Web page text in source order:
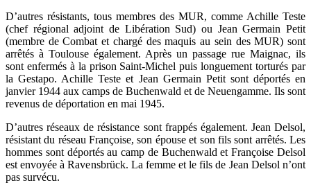
D’autres résistants, tous membres des MUR, comme Achille Teste
(chef régional adjoint de Libération Sud) ou Jean Germain Petit
(membre de Combat et chargé des maquis au sein des MUR) sont
arrêtés à Toulouse également. Après un passage rue Maignac, ils
sont enfermés à la prison Saint-Michel puis longuement torturés par
la Gestapo. Achille Teste et Jean Germain Petit sont déportés en
janvier 1944 aux camps de Buchenwald et de Neuengamme. Ils sont
revenus de déportation en mai 1945.
D’autres réseaux de résistance sont frappés également. Jean Delsol,
résistant du réseau Françoise, son épouse et son fils sont arrêtés. Les
hommes sont déportés au camp de Buchenwald et Françoise Delsol
est envoyée à Ravensbrück. La femme et le fils de Jean Delsol n’ont
pas survécu.